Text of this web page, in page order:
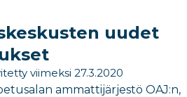
uudet
viimeksi 27.3.2020
ammattijärjestö OAJ:n,